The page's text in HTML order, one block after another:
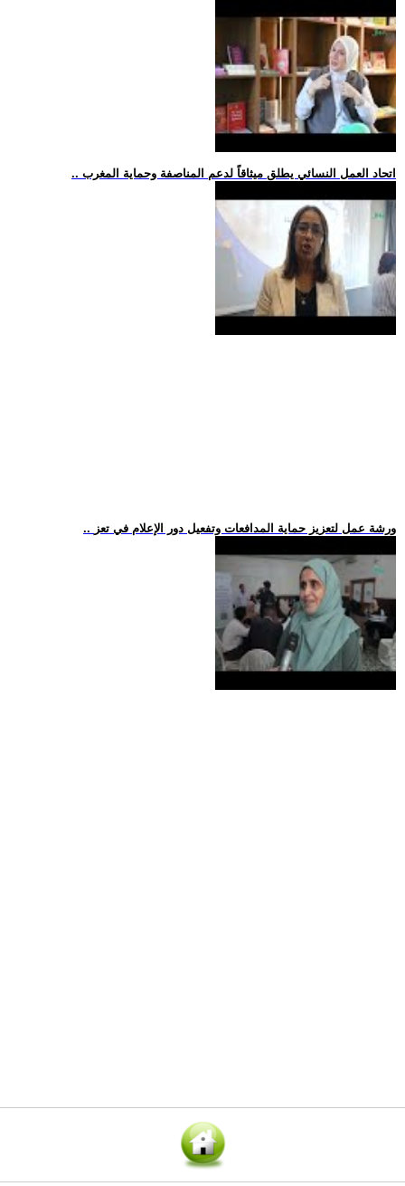
.. اتحاد العمل النسائي يطلق ميثاقاً لدعم المناصفة وحماية المغرب
.. ورشة عمل لتعزيز حماية المدافعات وتفعيل دور الإعلام في تعز